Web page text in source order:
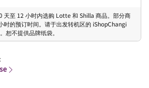
天至 12 小时内选购 Lotte 和 Shilla 商品。部分商
时的预订时间。请于出发转机区的 iShopChangi
恕不提供品牌纸袋。